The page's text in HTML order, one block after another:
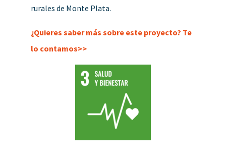
rurales de Monte Plata.
¿Quieres saber más sobre este proyecto? Te
lo contamos>>